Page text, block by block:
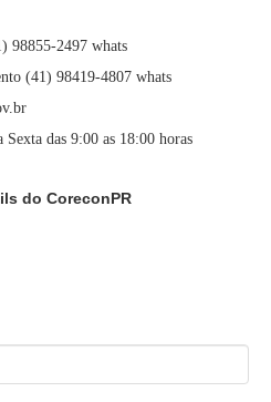
98855-2497 whats
(41) 98419-4807 whats
das 9:00 as 18:00 horas
do CoreconPR